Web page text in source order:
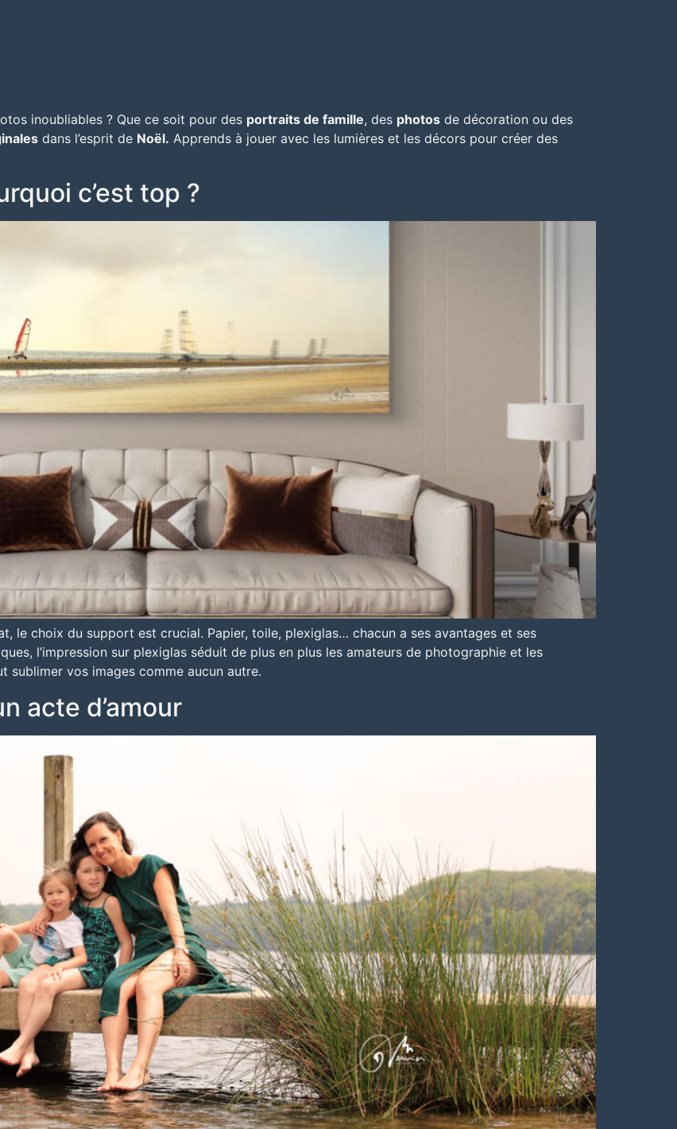
inoubliables ? Que ce soit pour des portraits de famille, des photos de décoration ou des
dans l’esprit de Noël. Apprends à jouer avec les lumières et les décors pour créer des
c’est top ?
le choix du support est crucial. Papier, toile, plexiglas… chacun a ses avantages et ses
l’impression sur plexiglas séduit de plus en plus les amateurs de photographie et les
sublimer vos images comme aucun autre.
acte d’amour